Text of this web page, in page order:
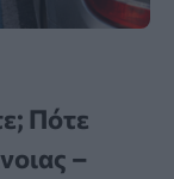
Πότε
–